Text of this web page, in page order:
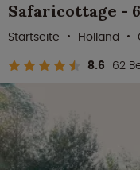
Safaricottage -
8.6 62
Startseite Holland